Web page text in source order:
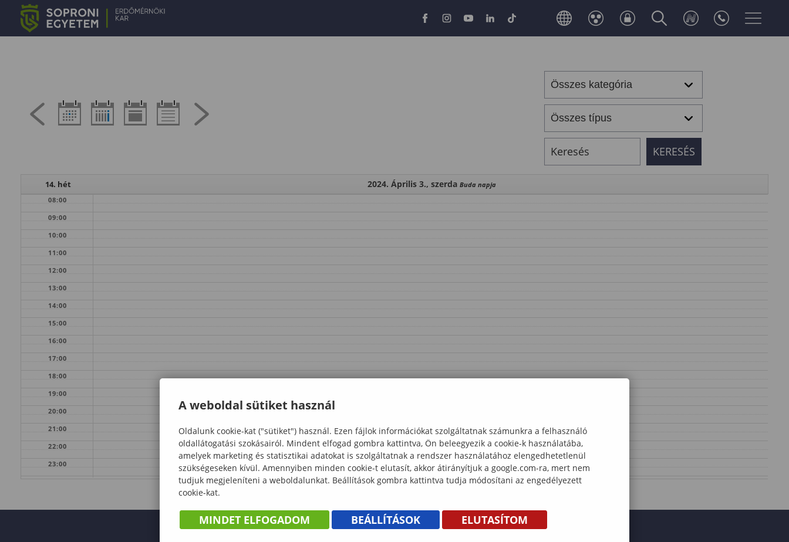
14. hét 2024. Április 3., szerda Buda napja
08:00
09:00
10:00
11:00
12:00
13:00
14:00
15:00
16:00
17:00
18:00
19:00
20:00
21:00
22:00
23:00
A weboldal sütiket használ
Oldalunk cookie-kat ("sütiket") használ. Ezen fájlok információkat szolgáltatnak számunkra a felhasználó
oldallátogatási szokásairól. Mindent elfogad gombra kattintva, Ön beleegyezik a cookie-k használatába,
amelyek marketing és statisztikai adatokat is szolgáltatnak a rendszer használatához elengedhetetlenül
szükségeseken kívül. Amennyiben minden cookie-t elutasít, akkor átirányítjuk a google.com-ra, mert nem
tudjuk megjeleníteni a weboldalunkat. Beállítások gombra kattintva tudja módosítani az engedélyezett
cookie-kat.
MINDET ELFOGADOM BEÁLLÍTÁSOK ELUTASÍTOM